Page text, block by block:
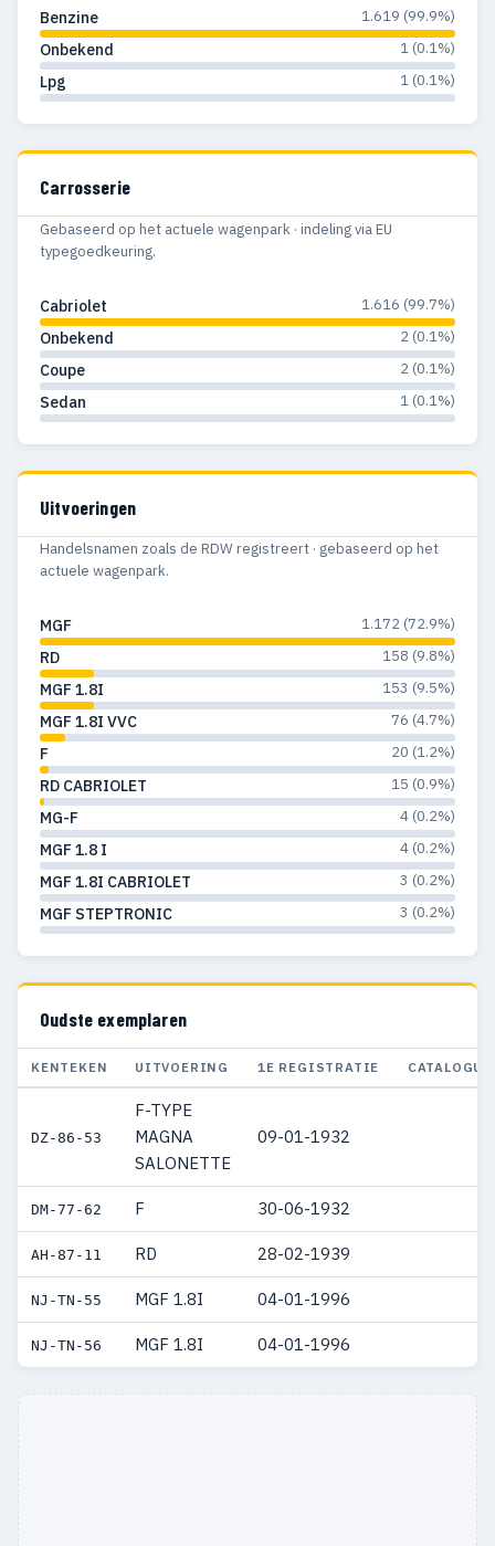
Benzine 1.619 (99.9%)
Onbekend 1 (0.1%)
Lpg 1 (0.1%)
Carrosserie
Gebaseerd op het actuele wagenpark · indeling via EU
typegoedkeuring.
Cabriolet 1.616 (99.7%)
Onbekend 2 (0.1%)
Coupe 2 (0.1%)
Sedan 1 (0.1%)
Uitvoeringen
Handelsnamen zoals de RDW registreert · gebaseerd op het
actuele wagenpark.
MGF 1.172 (72.9%)
RD 158 (9.8%)
MGF 1.8I 153 (9.5%)
MGF 1.8I VVC 76 (4.7%)
F 20 (1.2%)
RD CABRIOLET 15 (0.9%)
MG-F 4 (0.2%)
MGF 1.8 I 4 (0.2%)
MGF 1.8I CABRIOLET 3 (0.2%)
MGF STEPTRONIC 3 (0.2%)
Oudste exemplaren
KENTEKEN UITVOERING 1E REGISTRATIE
DZ-86-53
F-TYPE
MAGNA
SALONETTE
09-01-1932
DM-77-62 F 30-06-1932
AH-87-11 RD 28-02-1939
NJ-TN-55 MGF 1.8I 04-01-1996
NJ-TN-56 MGF 1.8I 04-01-1996